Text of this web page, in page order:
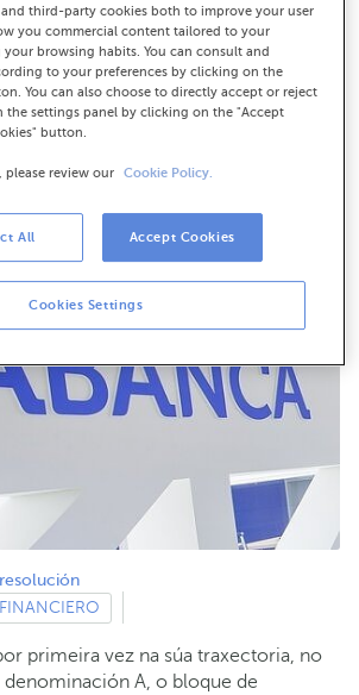
decisión na rendibilidade, o perfil de
e o perfil de financiamento e
por parte de DBRS únese á
en novembro do ano pasado
FINANCIERO
primeira vez na súa traxectoria, no
denominación A, o bloque de
and third-party cookies both to improve your user
you commercial content tailored to your
browsing habits. You can consult and
to your preferences by clicking on the
You can also choose to directly accept or reject
the settings panel by clicking on the "Accept
button.
review our Cookie Policy.
Cookies Settings
All Accept Cookies